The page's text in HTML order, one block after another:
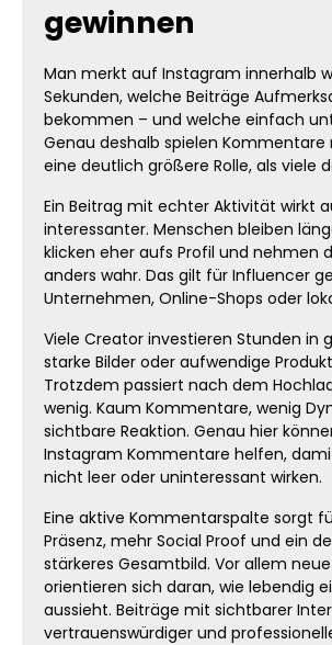
gewinnen
Man merkt auf Instagram innerhalb
Sekunden, welche Beiträge
bekommen – und welche einfach
Genau deshalb spielen
eine deutlich größere Rolle, als viele
Ein Beitrag mit echter Aktivität wirkt
interessanter. Menschen bleiben
klicken eher aufs Profil und nehmen
anders wahr. Das gilt für Influencer
Unternehmen, Online-Shops oder
Viele Creator investieren Stunden in
starke Bilder oder aufwendige
Trotzdem passiert nach dem
wenig. Kaum Kommentare, wenig
sichtbare Reaktion. Genau hier
Instagram Kommentare helfen,
nicht leer oder uninteressant wirken.
Eine aktive Kommentarspalte sorgt
Präsenz, mehr Social Proof und ein
stärkeres Gesamtbild. Vor allem
orientieren sich daran, wie lebendig
aussieht. Beiträge mit sichtbarer
vertrauenswürdiger und